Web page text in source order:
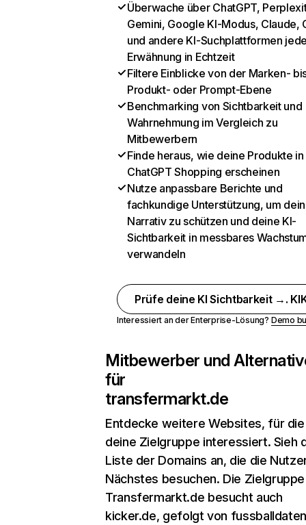
Überwache über ChatGPT,
Gemini, Google KI-Modus, Claude,
und andere KI-Suchplattformen
Erwähnung in Echtzeit
Filtere Einblicke von der Marken-
Produkt- oder Prompt-Ebene
Benchmarking von Sichtbarkeit und
Wahrnehmung im Vergleich zu
Mitbewerbern
Finde heraus, wie deine Produkte in
ChatGPT Shopping erscheinen
Nutze anpassbare Berichte und
fachkundige Unterstützung, um dein
Narrativ zu schützen und deine KI-
Sichtbarkeit in messbares
verwandeln
Prüfe deine KI Sichtbarkeit →.
Interessiert an der Enterprise-Lösung? Demo
Mitbewerber und
für
transfermarkt.de
Entdecke weitere Websites, für
deine Zielgruppe interessiert. Sieh
Liste der Domains an, die die
Nächstes besuchen. Die
Transfermarkt.de besucht auch
kicker.de, gefolgt von